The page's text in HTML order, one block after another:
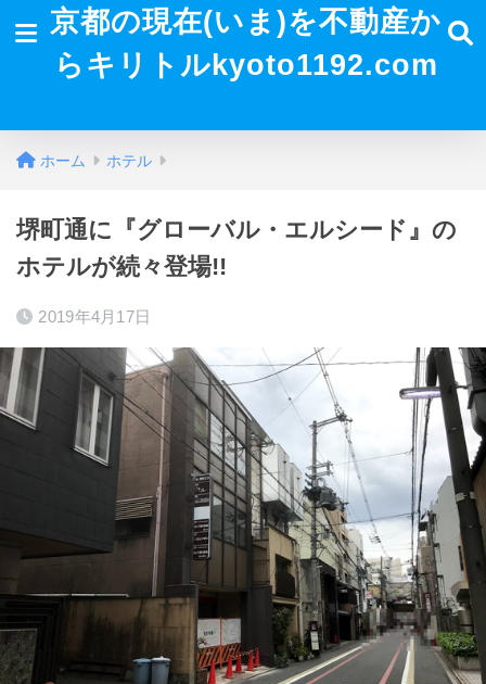
京都の現在(いま)を不動産か
らキリトルkyoto1192.com
ホーム ホテル
堺町通に『グローバル・エルシード』の
ホテルが続々登場!!
2019年4月17日